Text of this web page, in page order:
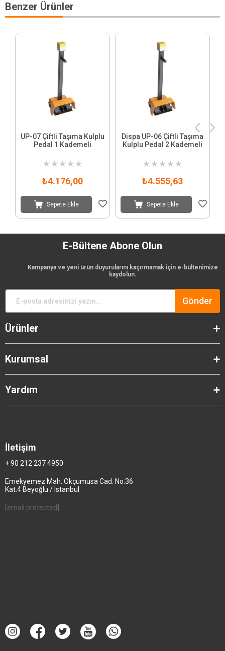
Benzer Ürünler
UP-07 Çiftli Taşıma Kulplu
Pedal 1 Kademeli
★ ★ ★ ★ ★
₺4.176,00
Sepete Ekle
Dispa UP-06 Çiftli Taşıma
Kulplu Pedal 2 Kademeli
★ ★ ★ ★ ★
₺4.555,63
Sepete Ekle
E-Bültene Abone Olun
Kampanya ve yeni ürün duyurularını kaçırmamak için e-bültenimize
kaydolun.
Gönder
Ürünler
Kurumsal
Yardım
İletişim
+ 90 212 237 4950
Emekyemez Mah. Okçumusa Cad. No.36
Kat.4 Beyoğlu / Istanbul
[email protected]